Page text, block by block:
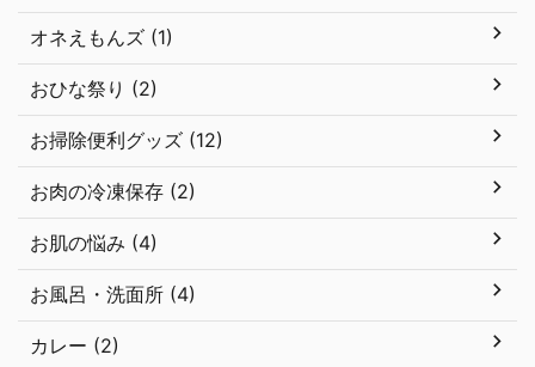
オネえもんズ (1)
おひな祭り (2)
お掃除便利グッズ (12)
お肉の冷凍保存 (2)
お肌の悩み (4)
お風呂・洗面所 (4)
カレー (2)